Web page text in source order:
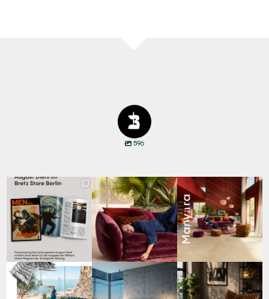
596
Zwischen Charakter
und Design:
Schauspieler August...
31 5
Den Kopf anlehnen. Die
Gedanken auf Reisen...
67 1
Manyara. Inspiriert von
der Weite Afrikas....
59 2
Für jeden Lieblingsplatz
die passende Cloud.
☁️...
Cloud 7 – nicht nur zum
Sitzen, sondern auch
zum...
A bold statement. A
quiet retreat.
Mit unserem...